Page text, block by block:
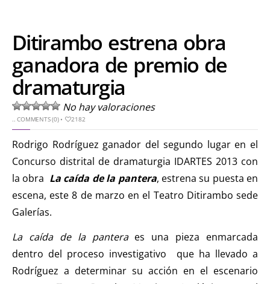
Ditirambo estrena obra
ganadora de premio de
dramaturgia
No hay valoraciones
..COMMENTS (0)• 2182
Rodrigo Rodríguez ganador del segundo lugar en el
Concurso distrital de dramaturgia IDARTES 2013 con
la obra La caída de la pantera, estrena su puesta en
escena, este 8 de marzo en el Teatro Ditirambo sede
Galerías.
La caída de la panteraes una pieza enmarcada
dentro del proceso investigativo que ha llevado a
Rodríguez a determinar su acción en el escenario